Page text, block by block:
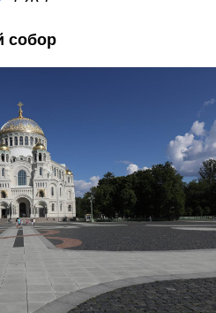
собор